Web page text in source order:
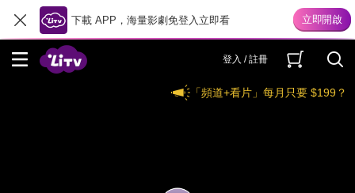
下載 APP，海量影劇免登入立即看
登入 / 註冊
「頻道+看片」每月只要 $199？